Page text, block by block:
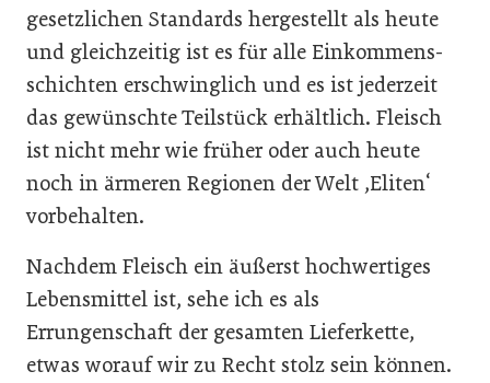
gesetzlichen Standards hergestellt als heute
und gleichzeitig ist es für alle Einkommens-
schichten erschwinglich und es ist jederzeit
das gewünschte Teilstück erhältlich. Fleisch
ist nicht mehr wie früher oder auch heute
noch in ärmeren Regionen der Welt ,Eliten‘
vorbehalten.
Nachdem Fleisch ein äußerst hochwertiges
Lebensmittel ist, sehe ich es als
Errungenschaft der gesamten Lieferkette,
etwas worauf wir zu Recht stolz sein können.